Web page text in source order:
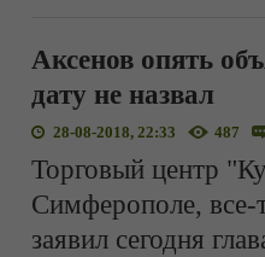
Аксенов опять
дату не назвал
28-08-2018, 22:33 487
Торговый центр
Симферополе,
заявил сегодня